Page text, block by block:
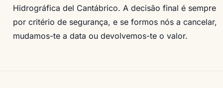
Hidrográfica del Cantábrico. A decisão final é sempre
por critério de segurança, e se formos nós a cancelar,
mudamos-te a data ou devolvemos-te o valor.